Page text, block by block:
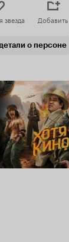
Добавить
о персоне